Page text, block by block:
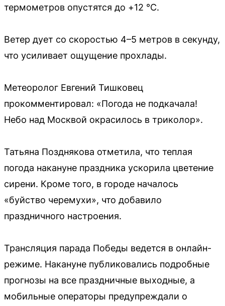
термометров опустятся до +12 °C.
Ветер дует со скоростью 4–5 метров в секунду,
что усиливает ощущение прохлады.
Метеоролог Евгений Тишковец
прокомментировал: «Погода не подкачала!
Небо над Москвой окрасилось в триколор».
Татьяна Позднякова отметила, что теплая
погода накануне праздника ускорила цветение
сирени. Кроме того, в городе началось
«буйство черемухи», что добавило
праздничного настроения.
Трансляция парада Победы ведется в онлайн-
режиме. Накануне публиковались подробные
прогнозы на все праздничные выходные, а
мобильные операторы предупреждали о